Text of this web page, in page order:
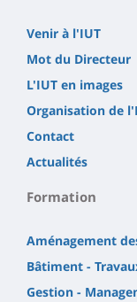
Venir à l'IUT
Mot du Directeur
L'IUT en images
Organisation de
Contact
Actualités
Formation
Aménagement
Bâtiment -
Gestion -